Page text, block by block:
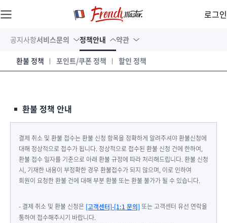
로그인
공지사항서비스문의 정책안내
환불 정책 포인트/쿠폰 정책 할인 정책
약관
환불 정책 안내
결제 취소 및 환불 접수는 환불 신청 항목을 정확하게 알려주셔야 환불신청에
대해 정상적으로 접수가 됩니다. 정상적으로 접수된 환불 신청 건에 한하여,
환불 접수 일자를 기준으로 아래 환불 규정에 따라 처리해드립니다. 환불 신청
시, 기재한 내용이 부정확한 경우 환불접수가 되지 않으며, 이로 인하여
회원이 요청한 환불 건에 대해 부분 환불 또는 환불 불가가 될 수 있습니다.
- 결제 취소 및 환불 신청은 [고객센터]-[1:1 문의] 또는 고객센터 유선 연락을
통하여 접수해주시기 바랍니다.